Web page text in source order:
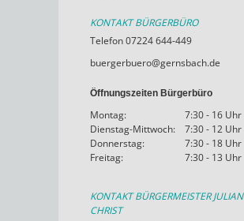
KONTAKT BÜRGERBÜRO
Telefon 07224 644-449
buergerbuero@gernsbach.de
Öffnungszeiten Bürgerbüro
Montag:
7:30 - 16 Uhr
Dienstag-Mittwoch:
7:30 - 12 Uhr
Donnerstag:
7:30 - 18 Uhr
Freitag:
7:30 - 13 Uhr
KONTAKT BÜRGERMEISTER JULIAN
CHRIST